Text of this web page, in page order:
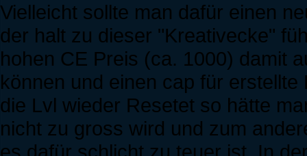
Vielleicht sollte man dafür einen
der halt zu dieser "Kreativecke"
hohen CE Preis (ca. 1000) damit
können und einen cap für
die Lvl wieder Resetet so hätte
nicht zu gross wird und zum